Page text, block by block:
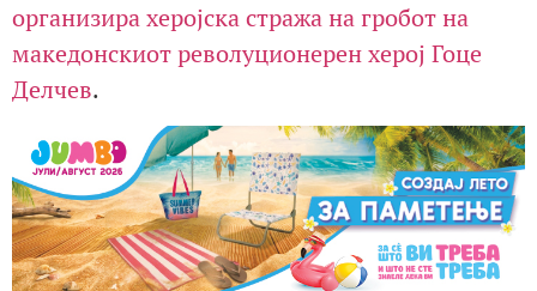
организира херојска стража на гробoт на
македонскиот револуционерен херој Гоце
Делчев.